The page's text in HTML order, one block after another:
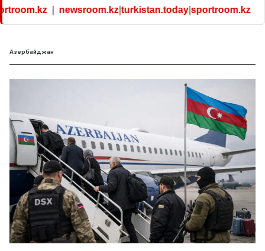
|newsroom.kz|turkistan.today|sportroom.kz
Азербайджан